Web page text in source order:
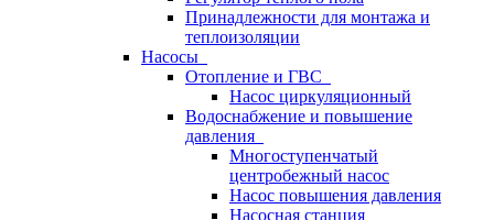
Принадлежности для монтажа и
теплоизоляции
Насосы
Отопление и ГВС
Насос циркуляционный
Водоснабжение и повышение
давления
Многоступенчатый
центробежный насос
Насос повышения давления
Насосная станция